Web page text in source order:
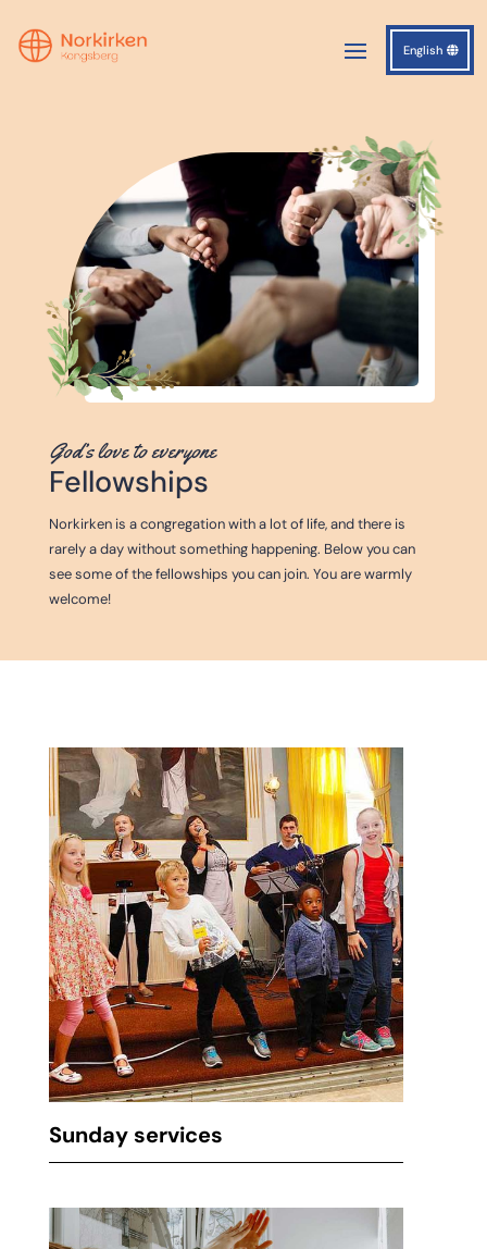
English
God’s love to everyone
Fellowships
Norkirken is a congregation with a lot of life, and there is
rarely a day without something happening. Below you can
see some of the fellowships you can join. You are warmly
welcome!
Sunday services